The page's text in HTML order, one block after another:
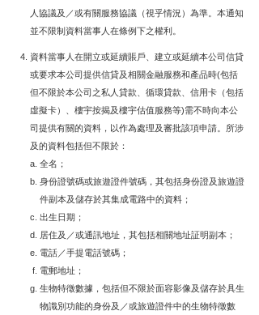
人協議及／或有關服務協議（視乎情況）為準。本通知
並不限制資料當事人在條例下之權利。
資料當事人在開立或延續賬戶、建立或延續本公司信貸
或要求本公司提供信貸及相關金融服務和產品時(包括
但不限於本公司之私人貸款、循環貸款、信用卡（包括
虛擬卡）、樓宇按揭及樓宇估值服務等)需不時向本公
司提供有關的資料，以作為處理及審批該項申請。所涉
及的資料包括但不限於：
全名；
身份證號碼或旅遊證件號碼，其包括身份證及旅遊證
件副本及儲存於其集成電路中的資料；
出生日期；
居住及／或通訊地址，其包括相關地址証明副本；
電話／手提電話號碼；
電郵地址；
生物特徵數據，包括但不限於面容影像及儲存於具生
物識別功能的身份及／或旅遊證件中的生物特徵數